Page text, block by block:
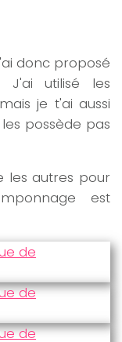
donc proposé
utilisé les
je t'ai aussi
possède pas
les autres pour
est